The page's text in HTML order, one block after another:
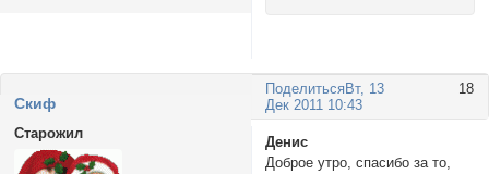
Поделиться 18
Вт, 13
Дек 2011 10:43
Cкиф
Старожил
Денис
Доброе утро, спасибо за то,